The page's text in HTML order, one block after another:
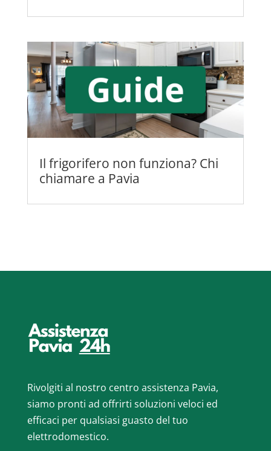
Il frigorifero non funziona? Chi
chiamare a Pavia
Rivolgiti al nostro centro assistenza Pavia,
siamo pronti ad offrirti soluzioni veloci ed
efficaci per qualsiasi guasto del tuo
elettrodomestico.